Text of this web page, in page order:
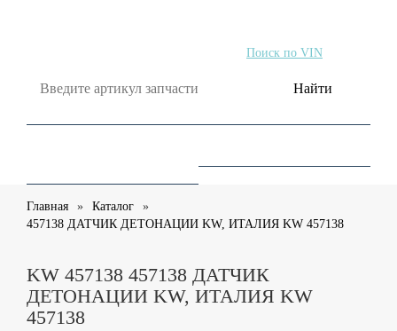
Поиск по VIN
Найти
Главная
Каталог
457138 ДАТЧИК ДЕТОНАЦИИ KW, ИТАЛИЯ KW 457138
KW 457138 457138 ДАТЧИК
ДЕТОНАЦИИ KW, ИТАЛИЯ KW
457138